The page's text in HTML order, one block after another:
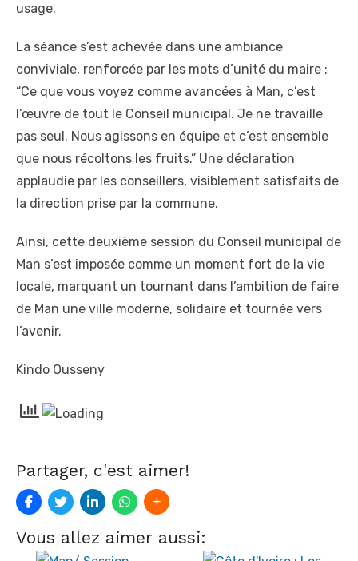
usage.
La séance s’est achevée dans une ambiance
conviviale, renforcée par les mots d’unité du maire :
“Ce que vous voyez comme avancées à Man, c’est
l’œuvre de tout le Conseil municipal. Je ne travaille
pas seul. Nous agissons en équipe et c’est ensemble
que nous récoltons les fruits.” Une déclaration
applaudie par les conseillers, visiblement satisfaits de
la direction prise par la commune.
Ainsi, cette deuxième session du Conseil municipal de
Man s’est imposée comme un moment fort de la vie
locale, marquant un tournant dans l’ambition de faire
de Man une ville moderne, solidaire et tournée vers
l’avenir.
Kindo Ousseny
Partager, c'est aimer!
Vous allez aimer aussi: